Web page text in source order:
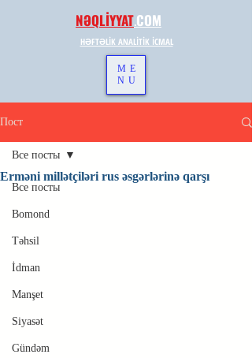
NƏQLİYYAT.COM
HƏFTƏLİK ANALİTİK İCMAL
ME
NU
Пост
Все посты
Bomond
Təhsil
İdman
Manşet
Siyasət
Gündəm
Все посты
Erməni millətçiləri rus əsgərlərinə qarşı